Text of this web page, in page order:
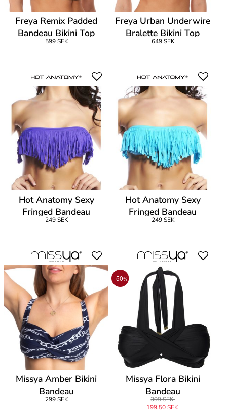
Freya Remix Padded
Bandeau Bikini Top
599 SEK
Freya Urban Underwire
Bralette Bikini Top
649 SEK
Hot Anatomy Sexy
Fringed Bandeau
249 SEK
Hot Anatomy Sexy
Fringed Bandeau
249 SEK
Missya Amber Bikini
Bandeau
299 SEK
-50%
Missya Flora Bikini
Bandeau
399 SEK
199,50 SEK